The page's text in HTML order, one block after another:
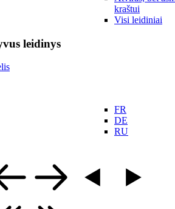
kraštui
Visi leidiniai
leidinys
FR
DE
RU